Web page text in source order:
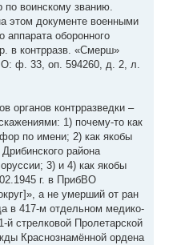
по воинскому званию.
этом документе военными
аппарата оборонного
в контрразв. «Смерш»
ф. 33, оп. 594260, д. 2, л.
органов контрразведки –
1) почему-то как
по имени; 2) как якобы
района
3) и 4) как якобы
г. в ПрибВО
а не умерший от ран
в 417-м отдельном медико-
й стрелковой Пролетарской
Краснознамённой ордена